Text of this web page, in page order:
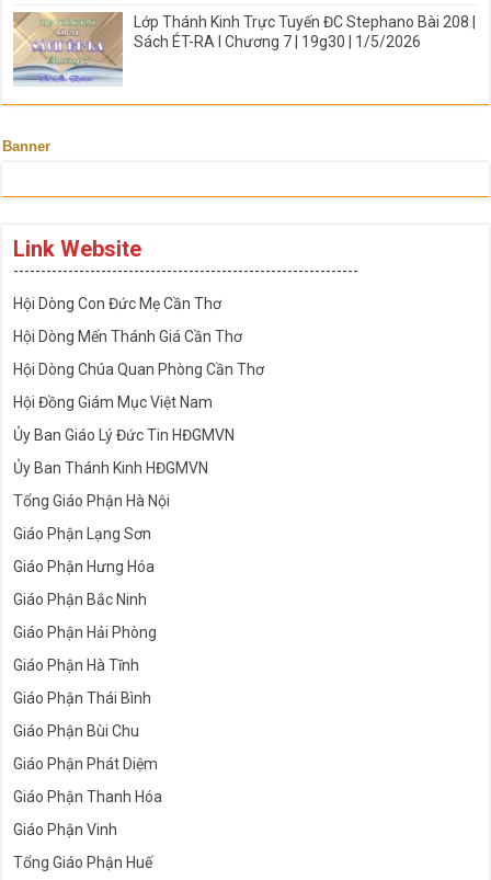
Lớp Thánh Kinh Trực Tuyến ĐC Stephano Bài 208 |
Sách ÉT-RA I Chương 7 | 19g30 | 1/5/2026
Banner
Link Website
---------------------------------------------------------------
Hội Dòng Con Đức Mẹ Cần Thơ
Hội Dòng Mến Thánh Giá Cần Thơ
Hội Dòng Chúa Quan Phòng Cần Thơ
Hội Đồng Giám Mục Việt Nam
Ủy Ban Giáo Lý Đức Tin HĐGMVN
Ủy Ban Thánh Kinh HĐGMVN
Tổng Giáo Phận Hà Nội
Giáo Phận Lạng Sơn
Giáo Phận Hưng Hóa
Giáo Phận Bắc Ninh
Giáo Phận Hải Phòng
Giáo Phận Hà Tĩnh
Giáo Phận Thái Bình
Giáo Phận Bùi Chu
Giáo Phận Phát Diệm
Giáo Phận Thanh Hóa
Giáo Phận Vinh
Tổng Giáo Phận Huế